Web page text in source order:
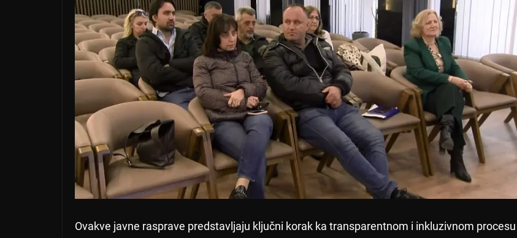
Ovakve javne rasprave predstavljaju ključni korak ka transparentnom i inkluzivnom procesu